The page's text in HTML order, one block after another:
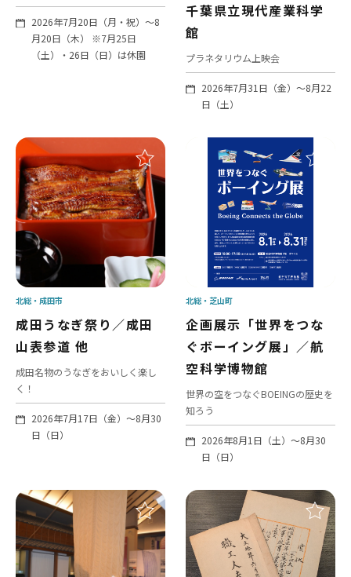
2026年7月20日（月・祝）～8
月20日（木） ※7月25日
（土）・26日（日）は休園
千葉県立現代産業科学
館
プラネタリウム上映会
2026年7月31日（金）～8月22
日（土）
成田うなぎ祭り／成田
山表参道 他
成田名物のうなぎをおいしく楽し
く！
2026年7月17日（金）～8月30
日（日）
北総 成田市
企画展示「世界をつな
ぐボーイング展」／航
空科学博物館
世界の空をつなぐBOEINGの歴史を
知ろう
2026年8月1日（土）～8月30
日（日）
北総 芝山町